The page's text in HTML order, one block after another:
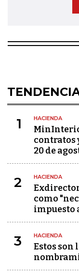
1 HACIENDA
contratos
20 de
2 HACIENDA
como
impuesto
3 HACIENDA
Estos son